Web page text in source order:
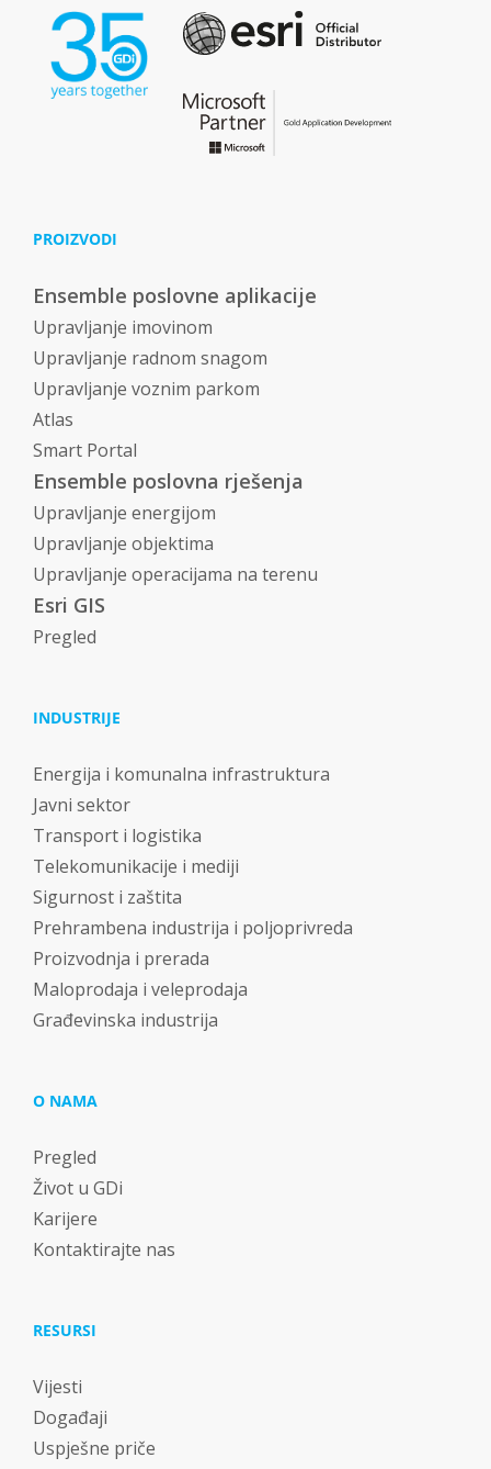
PROIZVODI
Ensemble poslovne aplikacije
Upravljanje imovinom
Upravljanje radnom snagom
Upravljanje voznim parkom
Atlas
Smart Portal
Ensemble poslovna rješenja
Upravljanje energijom
Upravljanje objektima
Upravljanje operacijama na terenu
Esri GIS
Pregled
INDUSTRIJE
Energija i komunalna infrastruktura
Javni sektor
Transport i logistika
Telekomunikacije i mediji
Sigurnost i zaštita
Prehrambena industrija i poljoprivreda
Proizvodnja i prerada
Maloprodaja i veleprodaja
Građevinska industrija
O NAMA
Pregled
Život u GDi
Karijere
Kontaktirajte nas
RESURSI
Vijesti
Događaji
Uspješne priče